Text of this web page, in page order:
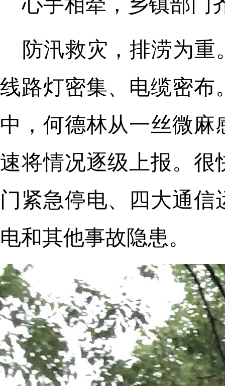
防汛救灾，排涝为
线路灯密集、电缆密布
中，何德林从一丝微
速将情况逐级上报。
门紧急停电、四大通
电和其他事故隐患。